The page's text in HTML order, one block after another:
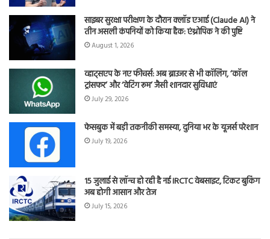
साइबर सुरक्षा परीक्षण के दौरान क्लॉड एआई (Claude AI) ने
तीन असली कंपनियों को किया हैक: एंथ्रोपिक ने की पुष्टि
August 1, 2026
व्हाट्सएप के नए फीचर्स: अब ब्राउजर से भी कॉलिंग, ‘कॉल
ट्रांसफर’ और ‘वेटिंग रूम’ जैसी शानदार सुविधाएं
July 29, 2026
फेसबुक में बड़ी तकनीकी समस्या, दुनिया भर के यूजर्स परेशान
July 19, 2026
15 जुलाई से लॉन्च हो रही है नई IRCTC वेबसाइट, टिकट बुकिंग
अब होगी आसान और तेज
July 15, 2026